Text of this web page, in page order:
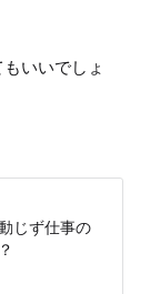
いいでしょ
じず仕事の